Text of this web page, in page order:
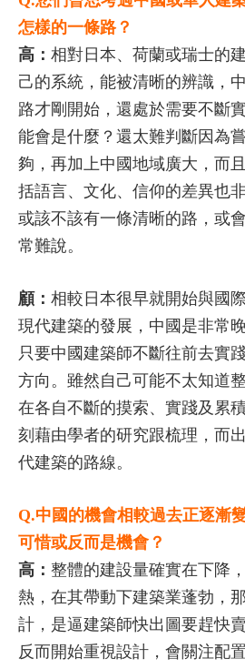
怎樣的一條路？
高： 相對日本、荷蘭或瑞士的
己的系統，能被清晰的辨識，
路才剛開始，還處於需要不斷
能會是什麼？還太難判斷因為
夠，再加上中國地域廣大，而
括語言、文化、信仰的差異也
或該不該有一條清晰的路，或
常難說。
顧： 相較日本很早就開始與國
現代建築的發展，中國是非常
只要中國建築師不斷往前去實
方向。雖然自己可能不太知道
在各自不斷的摸索、實踐及累
刻藉由學者的研究跟梳理，而
代建築的路線。
Q.中國的機會相較過去正逐漸
可惜或反而是機會？
高： 整體的建設量確實在下降
熱，在其帶動下建築業蓬勃，
計，是逼建築師快出圖要趕快
反而開始重視設計，會關注配